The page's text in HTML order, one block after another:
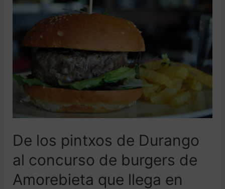
De los pintxos de Durango
al concurso de burgers de
Amorebieta que llega en